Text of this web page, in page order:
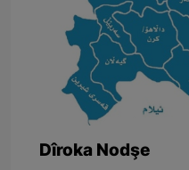
Dîroka Nodşe